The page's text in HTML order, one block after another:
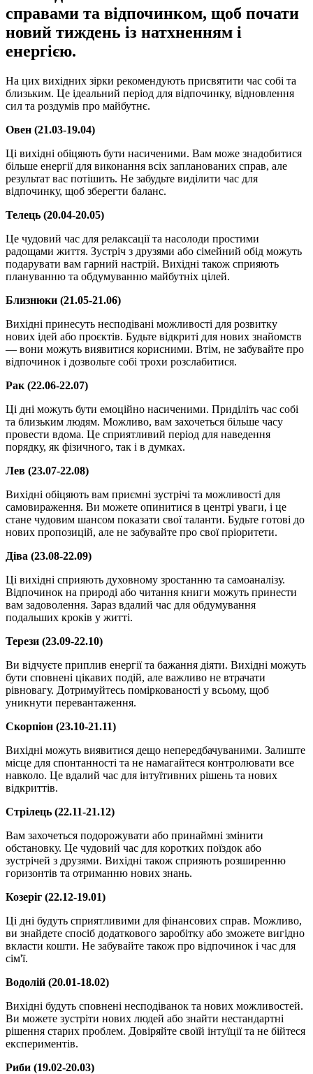
справами та відпочинком, щоб почати
новий тиждень із натхненням і
енергією.
На цих вихідних зірки рекомендують присвятити час собі та
близьким. Це ідеальний період для відпочинку, відновлення
сил та роздумів про майбутнє.
Овен (21.03-19.04)
Ці вихідні обіцяють бути насиченими. Вам може знадобитися
більше енергії для виконання всіх запланованих справ, але
результат вас потішить. Не забудьте виділити час для
відпочинку, щоб зберегти баланс.
Телець (20.04-20.05)
Це чудовий час для релаксації та насолоди простими
радощами життя. Зустріч з друзями або сімейний обід можуть
подарувати вам гарний настрій. Вихідні також сприяють
плануванню та обдумуванню майбутніх цілей.
Близнюки (21.05-21.06)
Вихідні принесуть несподівані можливості для розвитку
нових ідей або проєктів. Будьте відкриті для нових знайомств
— вони можуть виявитися корисними. Втім, не забувайте про
відпочинок і дозвольте собі трохи розслабитися.
Рак (22.06-22.07)
Ці дні можуть бути емоційно насиченими. Приділіть час собі
та близьким людям. Можливо, вам захочеться більше часу
провести вдома. Це сприятливий період для наведення
порядку, як фізичного, так і в думках.
Лев (23.07-22.08)
Вихідні обіцяють вам приємні зустрічі та можливості для
самовираження. Ви можете опинитися в центрі уваги, і це
стане чудовим шансом показати свої таланти. Будьте готові до
нових пропозицій, але не забувайте про свої пріоритети.
Діва (23.08-22.09)
Ці вихідні сприяють духовному зростанню та самоаналізу.
Відпочинок на природі або читання книги можуть принести
вам задоволення. Зараз вдалий час для обдумування
подальших кроків у житті.
Терези (23.09-22.10)
Ви відчуєте приплив енергії та бажання діяти. Вихідні можуть
бути сповнені цікавих подій, але важливо не втрачати
рівновагу. Дотримуйтесь поміркованості у всьому, щоб
уникнути перевантаження.
Скорпіон (23.10-21.11)
Вихідні можуть виявитися дещо непередбачуваними. Залиште
місце для спонтанності та не намагайтеся контролювати все
навколо. Це вдалий час для інтуїтивних рішень та нових
відкриттів.
Стрілець (22.11-21.12)
Вам захочеться подорожувати або принаймні змінити
обстановку. Це чудовий час для коротких поїздок або
зустрічей з друзями. Вихідні також сприяють розширенню
горизонтів та отриманню нових знань.
Козеріг (22.12-19.01)
Ці дні будуть сприятливими для фінансових справ. Можливо,
ви знайдете спосіб додаткового заробітку або зможете вигідно
вкласти кошти. Не забувайте також про відпочинок і час для
сім'ї.
Водолій (20.01-18.02)
Вихідні будуть сповнені несподіванок та нових можливостей.
Ви можете зустріти нових людей або знайти нестандартні
рішення старих проблем. Довіряйте своїй інтуїції та не бійтеся
експериментів.
Риби (19.02-20.03)